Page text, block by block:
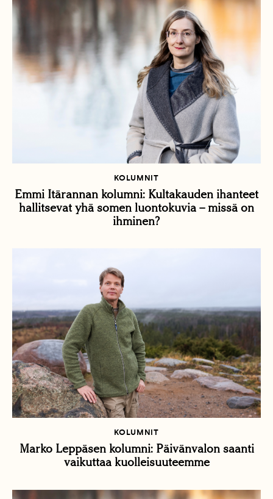
KOLUMNIT
Emmi Itärannan kolumni: Kultakauden ihanteet
hallitsevat yhä somen luontokuvia – missä on
ihminen?
KOLUMNIT
Marko Leppäsen kolumni: Päivänvalon saanti
vaikuttaa kuolleisuuteemme